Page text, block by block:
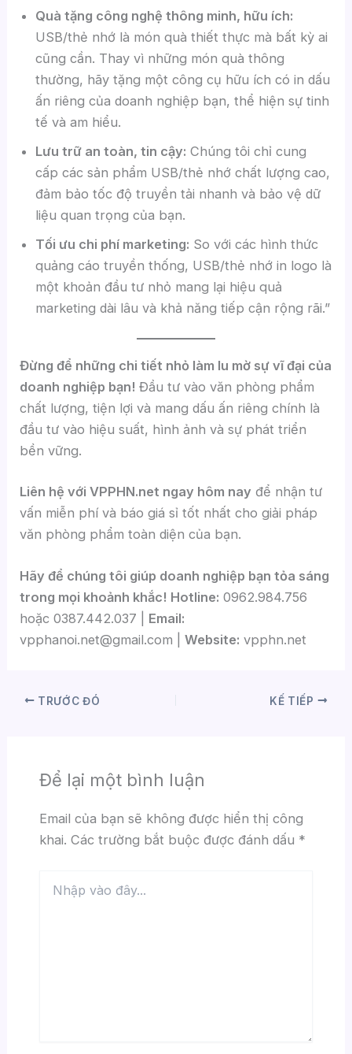
Quà tặng công nghệ thông minh, hữu ích:
USB/thẻ nhớ là món quà thiết thực mà bất kỳ ai
cũng cần. Thay vì những món quà thông
thường, hãy tặng một công cụ hữu ích có in dấu
ấn riêng của doanh nghiệp bạn, thể hiện sự tinh
tế và am hiểu.
Lưu trữ an toàn, tin cậy: Chúng tôi chỉ cung
cấp các sản phẩm USB/thẻ nhớ chất lượng cao,
đảm bảo tốc độ truyền tải nhanh và bảo vệ dữ
liệu quan trọng của bạn.
Tối ưu chi phí marketing: So với các hình thức
quảng cáo truyền thống, USB/thẻ nhớ in logo là
một khoản đầu tư nhỏ mang lại hiệu quả
marketing dài lâu và khả năng tiếp cận rộng rãi.”
Đừng để những chi tiết nhỏ làm lu mờ sự vĩ đại của
doanh nghiệp bạn! Đầu tư vào văn phòng phẩm
chất lượng, tiện lợi và mang dấu ấn riêng chính là
đầu tư vào hiệu suất, hình ảnh và sự phát triển
bền vững.
Liên hệ với VPPHN.net ngay hôm nay để nhận tư
vấn miễn phí và báo giá sỉ tốt nhất cho giải pháp
văn phòng phẩm toàn diện của bạn.
Hãy để chúng tôi giúp doanh nghiệp bạn tỏa sáng
trong mọi khoảnh khắc! Hotline: 0962.984.756
hoặc 0387.442.037 | Email:
vpphanoi.net@gmail.com |Website: vpphn.net
TRƯỚC ĐÓ KẾ TIẾP
Để lại một bình luận
Email của bạn sẽ không được hiển thị công
khai. Các trường bắt buộc được đánh dấu *
vào